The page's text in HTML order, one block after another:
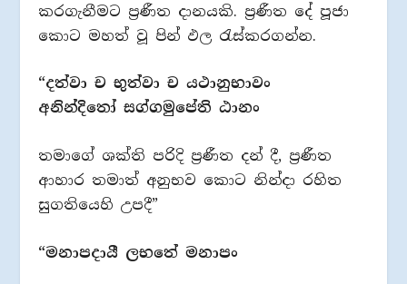
කරගැනීමට ප්‍රණීත දානයකි. ප්‍රණීත දේ පූජා
කොට මහත් වූ පින් ඵල රැස්කරගන්න.
“දත්වා ච භුත්වා ච යථානුභාවං
අනින්දිතෝ සග්ගමුපේති ඨානං
තමාගේ ශක්ති පරිදි ප්‍රණීත දන් දී, ප්‍රණීත
ආහාර තමාත් අනුභව කොට නින්දා රහිත
සුගතියෙහි උපදී”
“මනාපදායී ලභතේ මනාපං